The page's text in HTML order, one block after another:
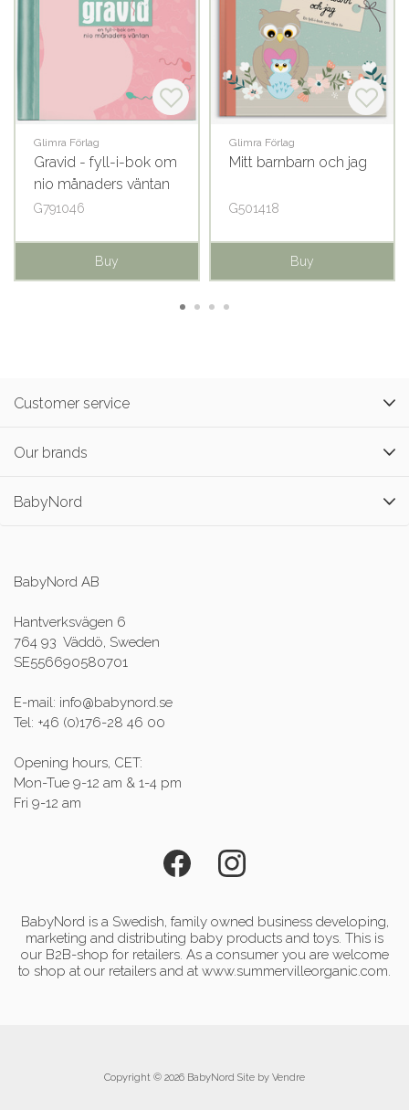
Glimra Förlag
Gravid - fyll-i-bok om
nio månaders väntan
G791046
Buy
Glimra Förlag
Mitt barnbarn och jag
G501418
Buy
Customer service
Our brands
BabyNord
BabyNord AB
Hantverksvägen 6
764 93 Väddö, Sweden
SE556690580701
E-mail: info@babynord.se
Tel: +46 (0)176-28 46 00
Opening hours, CET:
Mon-Tue 9-12 am & 1-4 pm
Fri 9-12 am
BabyNord is a Swedish, family owned business developing,
marketing and distributing baby products and toys. This is
our B2B-shop for retailers. As a consumer you are welcome
to shop at our retailers and at www.summervilleorganic.com.
Copyright © 2026 BabyNord Site by Vendre